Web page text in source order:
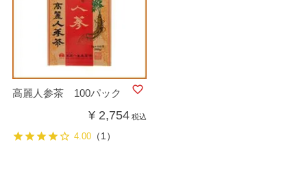
高麗人参茶 100パック
¥ 2,754 税込
4.00（1）